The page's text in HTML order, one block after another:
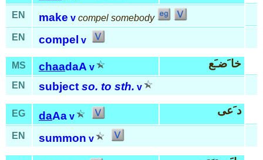
EN make v compel somebody
EN
compel v
MS chaadaA v خا َضـَع
EN subject so. to sth. v
EG daAa v د َعى
EN summon v